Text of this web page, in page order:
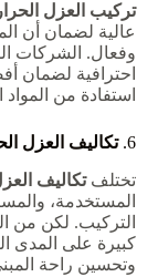
تركيب العزل
عالية لضمان أن
وفعال. الشركات
احترافية لضمان
استفادة من
6. تكاليف العزل
تختلفتكاليف
المستخدمة،
التركيب. لكن من
كبيرة على المدى
وتحسين راحة